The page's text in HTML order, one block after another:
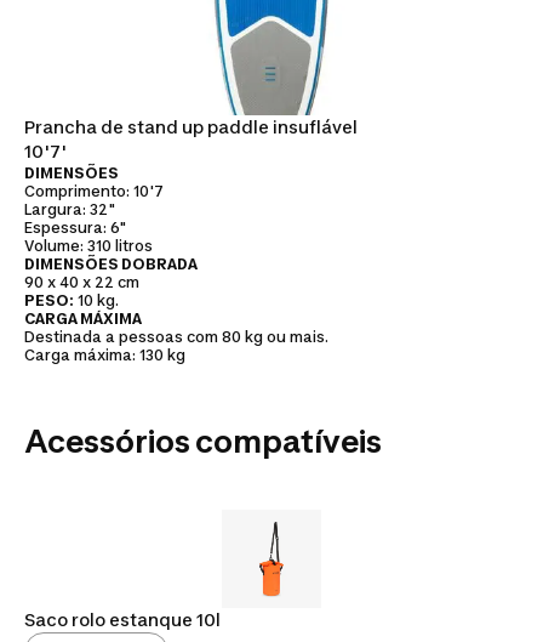
Prancha de stand up paddle insuflável
10'7'
DIMENSÕES
Comprimento: 10'7
Largura: 32"
Espessura: 6"
Volume: 310 litros
DIMENSÕES DOBRADA
90 x 40 x 22 cm
PESO: 10 kg.
CARGA MÁXIMA
Destinada a pessoas com 80 kg ou mais.
Carga máxima: 130 kg
Acessórios compatíveis
Saco rolo estanque 10l